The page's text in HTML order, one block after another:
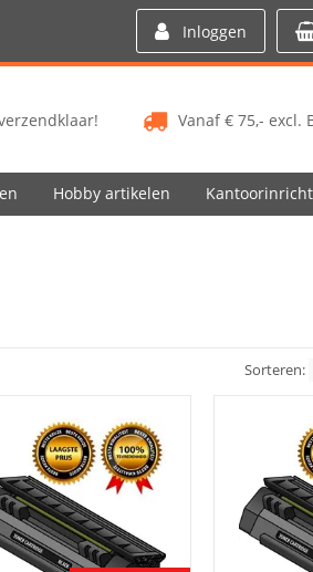
Inloggen
Vanaf € 75,- excl.
Hobby artikelen
Sorteren: